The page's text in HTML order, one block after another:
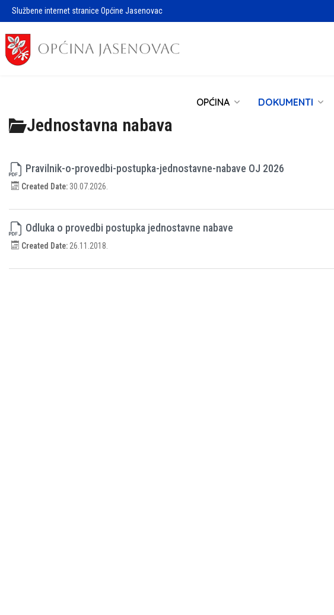
Službene internet stranice Općine Jasenovac
OPĆINA DOKUMENTI
Jednostavna nabava
Pravilnik-o-provedbi-postupka-jednostavne-nabave OJ 2026
Created Date: 30.07.2026.
Odluka o provedbi postupka jednostavne nabave
Created Date: 26.11.2018.